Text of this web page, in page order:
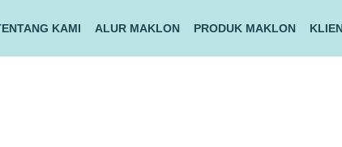
KAMI ALUR MAKLON PRODUK MAKLON